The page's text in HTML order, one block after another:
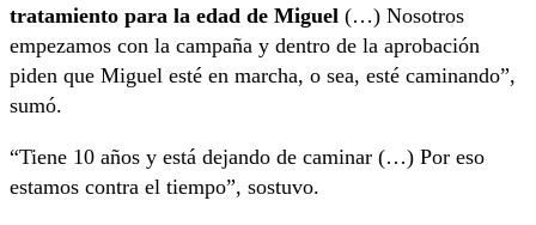
tratamiento para la edad de Miguel (…) Nosotros
empezamos con la campaña y dentro de la aprobación
piden que Miguel esté en marcha, o sea, esté caminando”,
sumó.
“Tiene 10 años y está dejando de caminar (…) Por eso
estamos contra el tiempo”, sostuvo.